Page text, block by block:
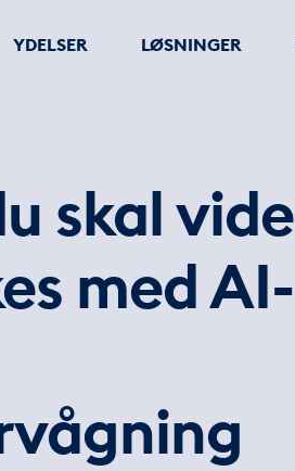
YDELSER LØSNINGER
skal vide
med AI-